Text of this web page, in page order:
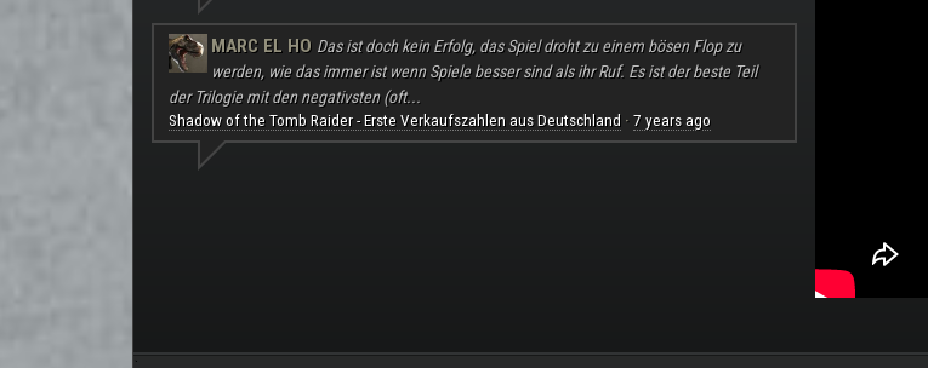
MARC EL HO Das ist doch kein Erfolg, das Spiel droht zu einem bösen Flop zu
werden, wie das immer ist wenn Spiele besser sind als ihr Ruf. Es ist der beste Teil
der Trilogie mit den negativsten (oft...
Shadow of the Tomb Raider - Erste Verkaufszahlen aus Deutschland · 7 years ago
.